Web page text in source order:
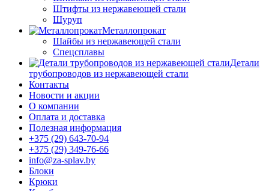
Штифты из нержавеющей стали
Шуруп
Металлопрокат
Шайбы из нержавеющей стали
Спецсплавы
Детали
трубопроводов из нержавеющей стали
Контакты
Новости и акции
О компании
Оплата и доставка
Полезная информация
+375 (29) 643-70-94
+375 (29) 349-76-66
info@za-splav.by
Блоки
Крюки